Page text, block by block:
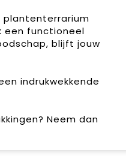
plantenterrarium
een functioneel
blijft jouw
indrukwekkende
Neem dan